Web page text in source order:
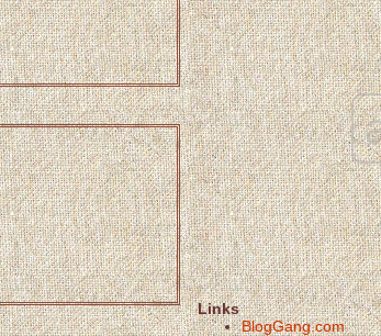
Links
BlogGang.com